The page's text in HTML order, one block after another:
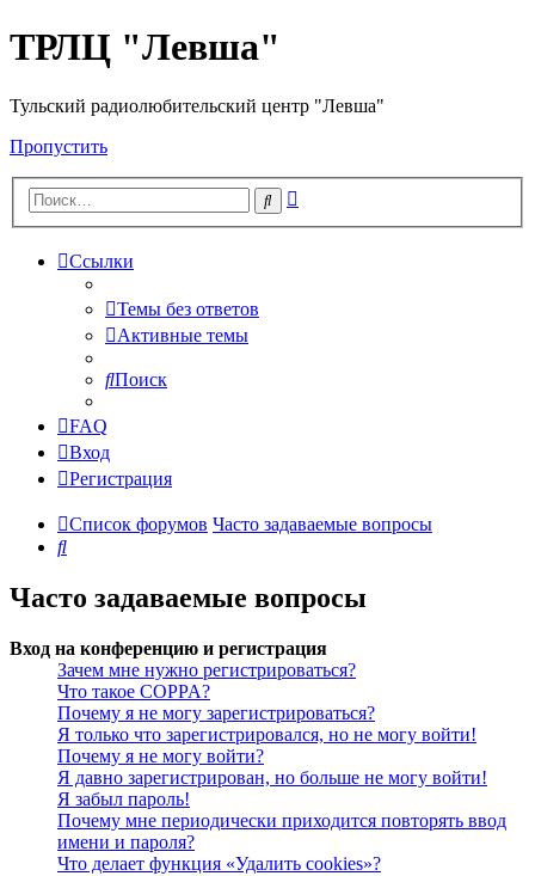
ТРЛЦ "Левша"
Тульский радиолюбительский центр "Левша"
Пропустить
Поиск
Ссылки
Темы без ответов
Активные темы
Поиск
FAQ
Вход
Регистрация
Список форумов Часто задаваемые вопросы
Поиск
Часто задаваемые вопросы
Вход на конференцию и регистрация
Зачем мне нужно регистрироваться?
Что такое COPPA?
Почему я не могу зарегистрироваться?
Я только что зарегистрировался, но не могу войти!
Почему я не могу войти?
Я давно зарегистрирован, но больше не могу войти!
Я забыл пароль!
Почему мне периодически приходится повторять ввод
имени и пароля?
Что делает функция «Удалить cookies»?